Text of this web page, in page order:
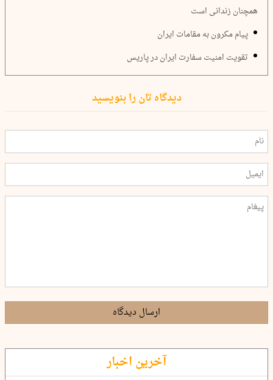
همچنان زندانی است
پیام مکرون به مقامات ایران
تقویت امنیت سفارت ایران در پاریس
دیدگاه تان را بنویسید
ارسال دیدگاه
آخرین اخبار